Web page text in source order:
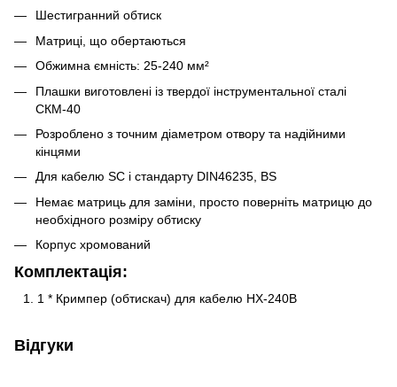
Шестигранний обтиск
Матриці, що обертаються
Обжимна ємність: 25-240 мм²
Плашки виготовлені із твердої інструментальної сталі
СКМ-40
Розроблено з точним діаметром отвору та надійними
кінцями
Для кабелю SC і стандарту DIN46235, BS
Немає матриць для заміни, просто поверніть матрицю до
необхідного розміру обтиску
Корпус хромований
Комплектація:
1 * Кримпер (обтискач) для кабелю HX-240B
Відгуки